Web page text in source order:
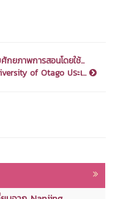
กยภาพการสอนโดยใช้...
of Otago ประเ...